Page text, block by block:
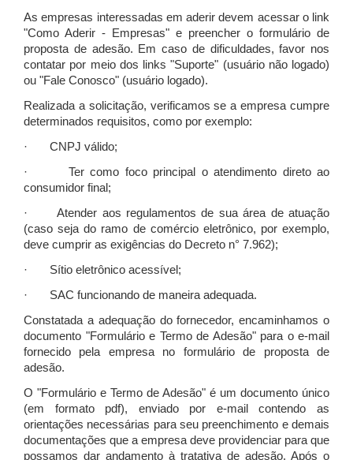
As empresas interessadas em aderir devem acessar o link
"Como Aderir - Empresas" e preencher o formulário de
proposta de adesão. Em caso de dificuldades, favor nos
contatar por meio dos links "Suporte" (usuário não logado)
ou "Fale Conosco" (usuário logado).
Realizada a solicitação, verificamos se a empresa cumpre
determinados requisitos, como por exemplo:
· CNPJ válido;
· Ter como foco principal o atendimento direto ao
consumidor final;
· Atender aos regulamentos de sua área de atuação
(caso seja do ramo de comércio eletrônico, por exemplo,
deve cumprir as exigências do Decreto n° 7.962);
· Sítio eletrônico acessível;
· SAC funcionando de maneira adequada.
Constatada a adequação do fornecedor, encaminhamos o
documento "Formulário e Termo de Adesão" para o e-mail
fornecido pela empresa no formulário de proposta de
adesão.
O "Formulário e Termo de Adesão" é um documento único
(em formato pdf), enviado por e-mail contendo as
orientações necessárias para seu preenchimento e demais
documentações que a empresa deve providenciar para que
possamos dar andamento à tratativa de adesão. Após o